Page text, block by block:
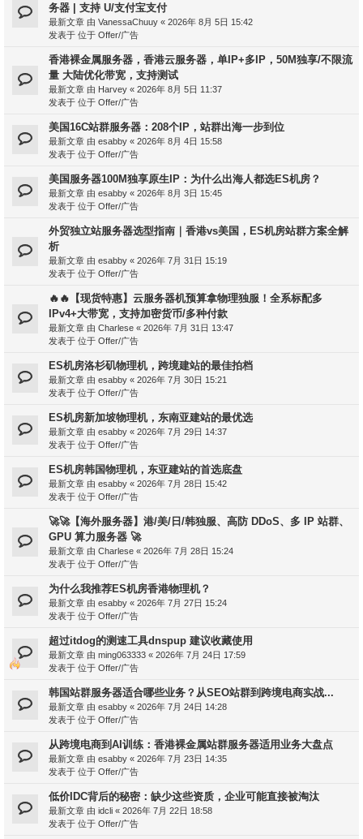
务器 | 支持 U/支付宝支付
最新文章 由 VanessaChuuy « 2026年 8月 5日 15:42
发表于 位于 Offer/广告
香港裸金属服务器，香港云服务器，单IP+多IP，50M独享/不限流
量 大陆优化带宽，支持测试
最新文章 由 Harvey « 2026年 8月 5日 11:37
发表于 位于 Offer/广告
美国16C站群服务器：208个IP，站群出海一步到位
最新文章 由 esabby « 2026年 8月 4日 15:58
发表于 位于 Offer/广告
美国服务器100M独享原生IP：为什么出海人都选ES机房？
最新文章 由 esabby « 2026年 8月 3日 15:45
发表于 位于 Offer/广告
外贸独立站服务器选型指南｜香港vs美国，ES机房站群方案全解
析
最新文章 由 esabby « 2026年 7月 31日 15:19
发表于 位于 Offer/广告
🔥🔥【现货特惠】云服务器机预算拿物理独服！全系标配多
IPv4+大带宽，支持加密货币/多种付款
最新文章 由 Charlese « 2026年 7月 31日 13:47
发表于 位于 Offer/广告
ES机房洛杉矶物理机，跨境建站的最佳拍档
最新文章 由 esabby « 2026年 7月 30日 15:21
发表于 位于 Offer/广告
ES机房新加坡物理机，东南亚建站的最优选
最新文章 由 esabby « 2026年 7月 29日 14:37
发表于 位于 Offer/广告
ES机房韩国物理机，东亚建站的首选底盘
最新文章 由 esabby « 2026年 7月 28日 15:42
发表于 位于 Offer/广告
🚀🚀【海外服务器】港/美/日/韩独服、高防 DDoS、多 IP 站群、
GPU 算力服务器 🚀
最新文章 由 Charlese « 2026年 7月 28日 15:24
发表于 位于 Offer/广告
为什么我推荐ES机房香港物理机？
最新文章 由 esabby « 2026年 7月 27日 15:24
发表于 位于 Offer/广告
超过itdog的测速工具dnspup 建议收藏使用
最新文章 由 ming063333 « 2026年 7月 24日 17:59
发表于 位于 Offer/广告
韩国站群服务器适合哪些业务？从SEO站群到跨境电商实战...
最新文章 由 esabby « 2026年 7月 24日 14:28
发表于 位于 Offer/广告
从跨境电商到AI训练：香港裸金属站群服务器适用业务大盘点
最新文章 由 esabby « 2026年 7月 23日 14:35
发表于 位于 Offer/广告
低价IDC背后的秘密：缺少这些资质，企业可能直接被淘汰
最新文章 由 idcli « 2026年 7月 22日 18:58
发表于 位于 Offer/广告